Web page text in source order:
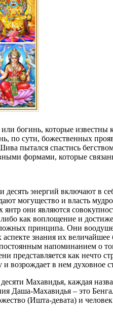
богинь, которые
по сути, божественных
пытался спастись
формами, которые
десять энергий включают в
могущество и власть
они являются
как воплощение и
принципа. Они
знания их
напоминанием
представляется как
возрождает в нем духовное
Махавидья, каждая
Даша-Махавидья – это
(Ишта-девата) и